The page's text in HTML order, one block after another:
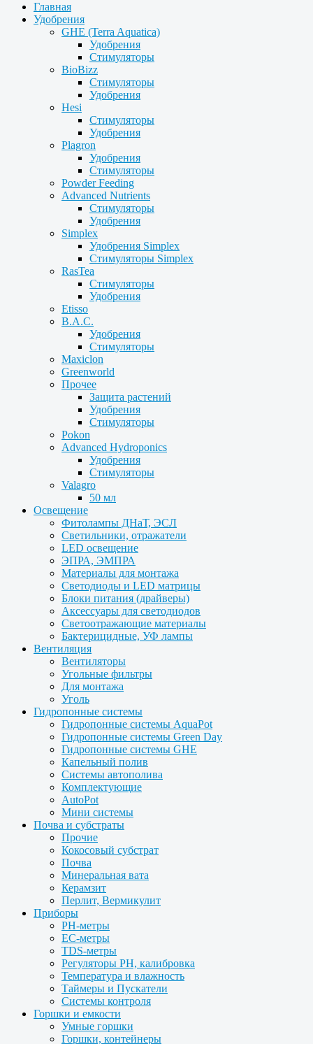
Главная
Удобрения
GHE (Terra Aquatica)
Удобрения
Стимуляторы
BioBizz
Стимуляторы
Удобрения
Hesi
Стимуляторы
Удобрения
Plagron
Удобрения
Стимуляторы
Powder Feeding
Advanced Nutrients
Стимуляторы
Удобрения
Simplex
Удобрения Simplex
Стимуляторы Simplex
RasTea
Стимуляторы
Удобрения
Etisso
B.A.C.
Удобрения
Стимуляторы
Maxiclon
Greenworld
Прочее
Защита растений
Удобрения
Стимуляторы
Pokon
Advanced Hydroponics
Удобрения
Стимуляторы
Valagro
50 мл
Освещение
Фитолампы ДНаТ, ЭСЛ
Светильники, отражатели
LED освещение
ЭПРА, ЭМПРА
Материалы для монтажа
Светодиоды и LED матрицы
Блоки питания (драйверы)
Аксессуары для светодиодов
Светоотражающие материалы
Бактерицидные, УФ лампы
Вентиляция
Вентиляторы
Угольные фильтры
Для монтажа
Уголь
Гидропонные системы
Гидропонные системы AquaPot
Гидропонные системы Green Day
Гидропонные системы GHE
Капельный полив
Системы автополива
Комплектующие
AutoPot
Мини системы
Почва и субстраты
Прочие
Кокосовый субстрат
Почва
Минеральная вата
Керамзит
Перлит, Вермикулит
Приборы
PH-метры
EC-метры
TDS-метры
Регуляторы PH, калибровка
Температура и влажность
Таймеры и Пускатели
Системы контроля
Горшки и емкости
Умные горшки
Горшки, контейнеры